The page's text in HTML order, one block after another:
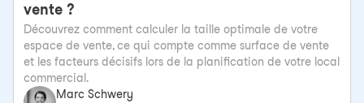
vente ?
Découvrez comment calculer la taille optimale de votre
espace de vente, ce qui compte comme surface de vente
et les facteurs décisifs lors de la planification de votre local
commercial.
Marc Schwery